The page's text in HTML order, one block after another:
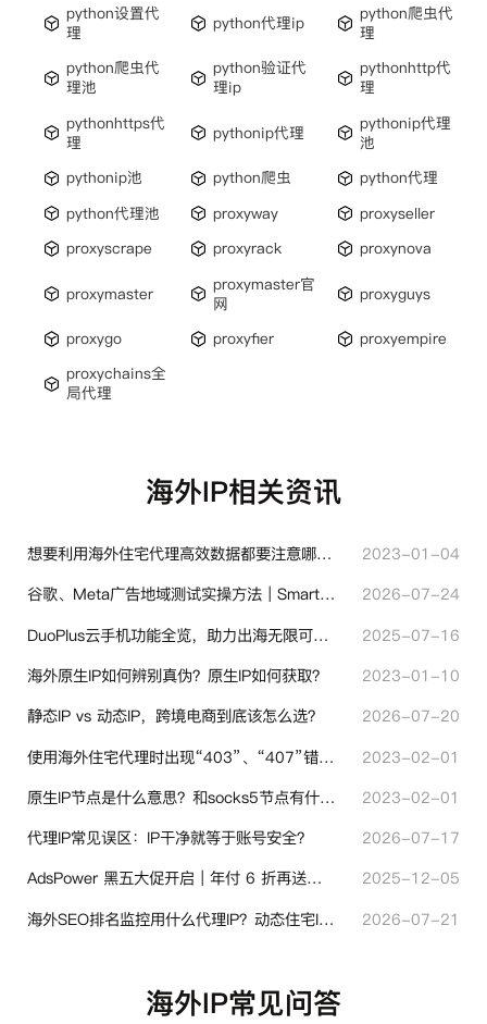
python设置代
理
python代理ip
python爬虫代
理
python爬虫代
理池
python验证代
理ip
pythonhttp代
理
pythonhttps代
理
pythonip代理
pythonip代理
池
pythonip池
python爬虫
python代理
python代理池
proxyway
proxyseller
proxyscrape
proxyrack proxynova
proxymaster
proxymaster官
网
proxyguys
proxygo proxyfier
proxyempire
proxychains全
局代理
海外IP相关资讯
想要利用海外住宅代理高效数据都要注意哪些地方？
2023-01-04
谷歌、Meta广告地域测试实操方法｜SmartProxy落地优化指南
2026-07-24
DuoPlus云手机功能全览，助力出海无限可能！
2025-07-16
海外原生IP如何辨别真伪？原生IP如何获取？
2023-01-10
静态IP vs 动态IP，跨境电商到底该怎么选？
2026-07-20
使用海外住宅代理时出现“403”、“407”错误代码时代表什么？
2023-02-01
原生IP节点是什么意思？和socks5节点有什么区别？
2023-02-01
代理IP常见误区：IP干净就等于账号安全？
2026-07-17
AdsPower 黑五大促开启｜年付 6 折再送半年＋豪礼抽奖
2025-12-05
海外SEO排名监控用什么代理IP？动态住宅IP与静态住宅IP怎么选
2026-07-21
海外IP常见问答